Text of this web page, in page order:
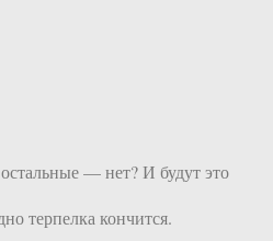
— нет? И будут это
терпелка кончится.